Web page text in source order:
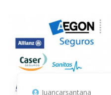
Juancarsantana